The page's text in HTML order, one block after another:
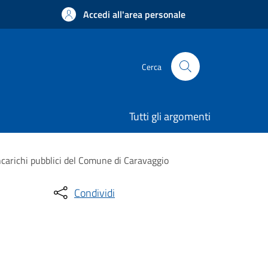
Accedi all'area personale
Cerca
Tutti gli argomenti
pubblici del Comune di Caravaggio
Condividi